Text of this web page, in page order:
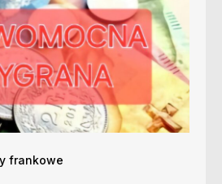
frankowe